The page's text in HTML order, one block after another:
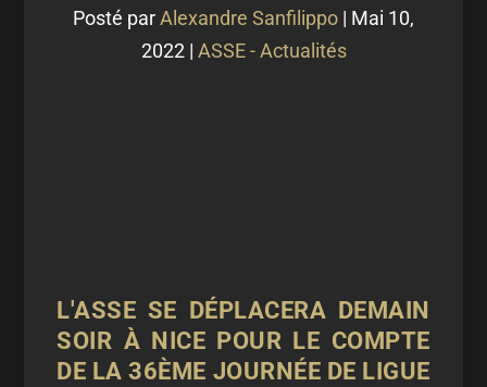
Posté parAlexandre Sanfilippo | Mai 10,
2022| ASSE - Actualités
L'ASSE SE DÉPLACERA DEMAIN
SOIR À NICE POUR LE COMPTE
DE LA 36ÈME JOURNÉE DE LIGUE